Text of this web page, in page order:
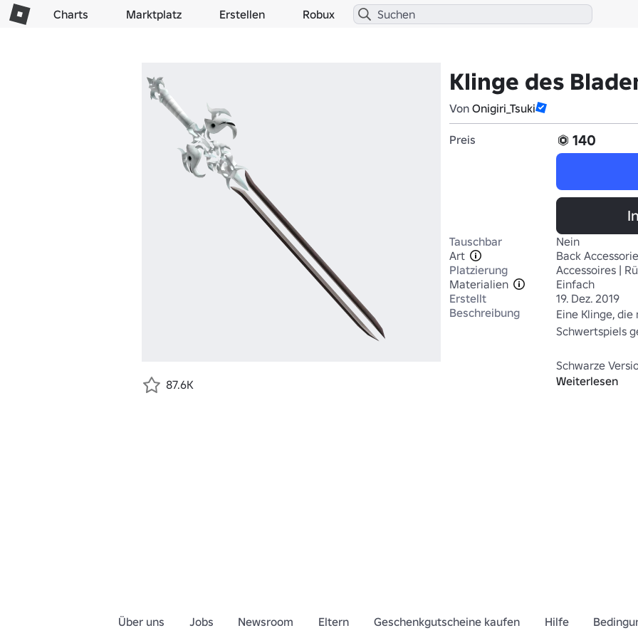
Charts Marktplatz Erstellen Robux
Klinge des
Von Onigiri_Tsuki
Preis
140
Tauschbar
Nein
Art
Back
Platzierung
Accessoires |
Materialien
Einfach
Erstellt
19. Dez. 2019
Beschreibung
Eine Klinge,
Schwertspiels
https://
Weiterlesen
87.6K
Über uns Jobs Newsroom Eltern Geschenkgutscheine kaufen Hilfe